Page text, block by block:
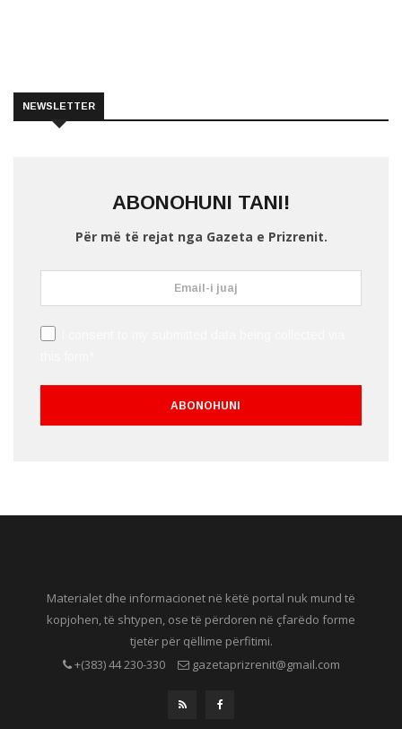
NEWSLETTER
ABONOHUNI TANI!
Për më të rejat nga Gazeta e Prizrenit.
Materialet dhe informacionet në këtë portal nuk mund të
kopjohen, të shtypen, ose të përdoren në çfarëdo forme
tjetër për qëllime përfitimi.
+(383) 44 230-330
gazetaprizrenit@gmail.com